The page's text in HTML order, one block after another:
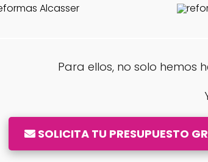
Para ellos, no solo hemos
SOLICITA TU PRESUPUESTO